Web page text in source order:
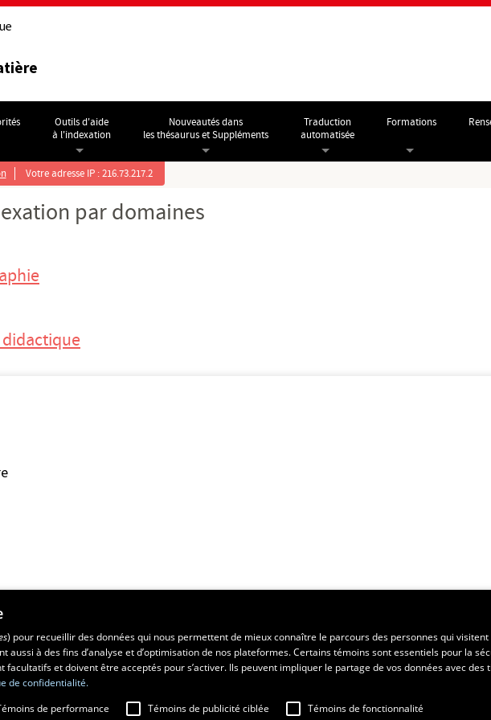
Outils d'aide
à l'indexation
Nouveautés dans
les thésaurus et Suppléments
Traduction
automatisée
Formations
Votre adresse IP : 216.73.217.2
par domaines
didactique
) pour recueillir des données qui nous permettent de mieux connaître le parcours des personnes qui
aussi à des fins d’analyse et d’optimisation de nos plateformes. Certains témoins sont essentiels pour la
facultatifs et doivent être acceptés pour s’activer. Ils peuvent impliquer le partage de vos données avec des
de confidentialité.
de performance Témoins de publicité ciblée Témoins de fonctionnalité